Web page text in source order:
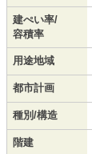
建ぺい率/
容積率
用途地域
都市計画
種別/構造
階建